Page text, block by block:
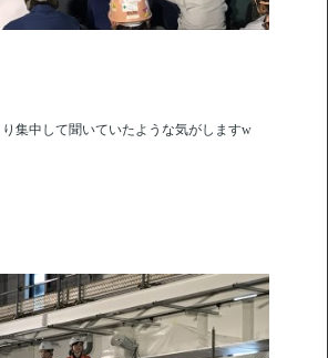
集中して聞いていたような気がしますw